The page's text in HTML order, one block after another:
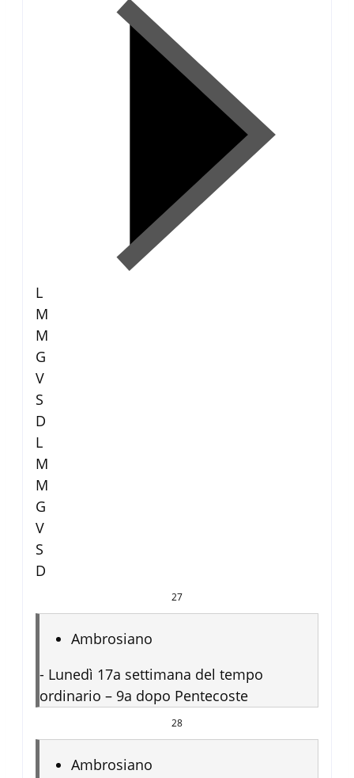
L
M
M
G
V
S
D
L
M
M
G
V
S
D
27
Ambrosiano
- Lunedì 17a settimana del tempo
ordinario – 9a dopo Pentecoste
28
Ambrosiano